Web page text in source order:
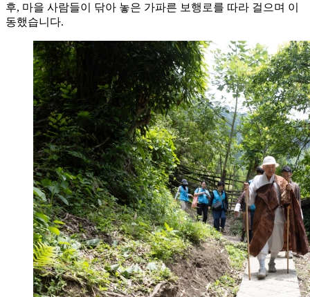
후, 마을 사람들이 닦아 놓은 가파른 보행로를 따라 걸으며 이
동했습니다.